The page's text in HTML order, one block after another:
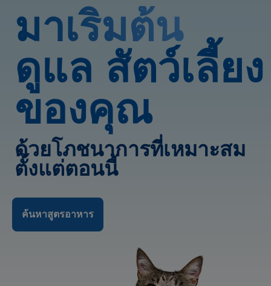
มาเริ่มต้น
ดูแล สัตว์เลี้ยง
ของคุณ
ด้วยโภชนาการที่เหมาะสม
ตั้งแต่ตอนนี้
ค้นหาสูตรอาหาร